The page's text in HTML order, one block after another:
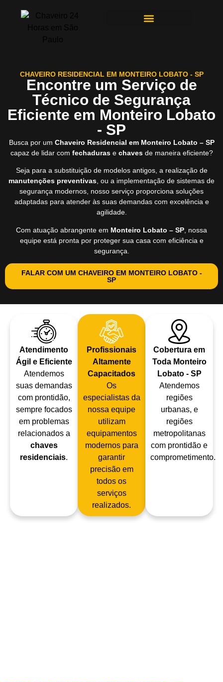
CHAVEIRO RESIDENCIAL EM MONTEIRO LOBATO - SP
Encontre um Serviço de
Técnico de Segurança
Eficiente em Monteiro Lobato
- SP
Busca por um Chaveiro Residencial em Monteiro Lobato – SP
capaz de lidar com fechadurase chavesde maneira eficiente?
Seja para a substituição de modelos antigos, a realização de
manutenções preventivas, ou a implementação de sistemas de
segurança modernos, nosso serviço proporciona soluções
adaptadas para atender às suas demandas com excelência e
agilidade.
Com atuação abrangente em Monteiro Lobato – SP , nossa
equipe está pronta por proteger sua casa com eficiência e
segurança.
FALAR COM UM CHAVEIRO EM MONTEIRO LOBATO -
SP
Atendimento
Ágil e Eficiente
Atendemos
suas demandas
com prontidão,
sempre focados
em problemas
relacionados a
chaves
residenciais.
Profissionais
Altamente
Capacitados
Os
especialistas da
nossa equipe
utilizam
equipamentos
modernos para
garantir
precisão em
todos os
serviços
realizados.
Cobertura em
Toda Monteiro
Lobato - SP
Atendemos
regiões
urbanas, e
regiões
metropolitanas
com prontidão e
comprometimento.